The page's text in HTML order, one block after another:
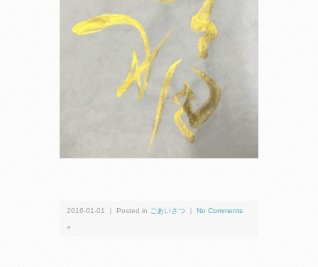
2016-01-01 ｜ Posted in ごあいさつ No Comments
»